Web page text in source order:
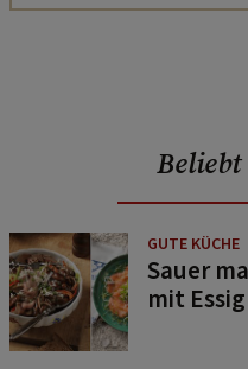
Beliebt
GUTE KÜCHE
Sauer
mit